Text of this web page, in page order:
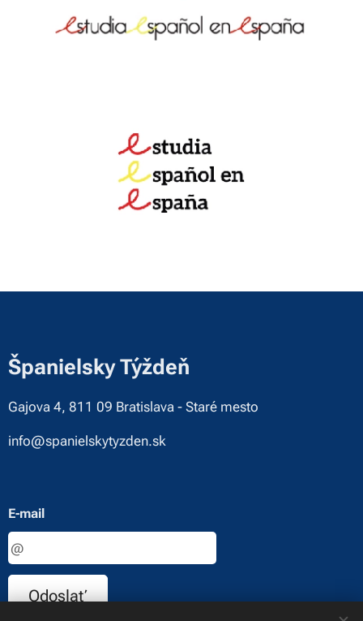
Španielsky Týždeň
Gajova 4, 811 09 Bratislava - Staré mesto
info@spanielskytyzden.sk
E-mail
Odoslať